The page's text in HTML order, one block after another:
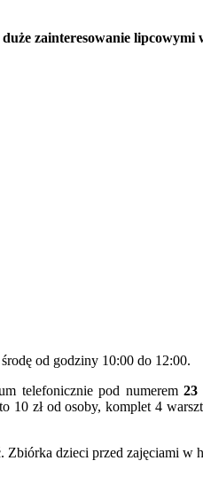
zainteresowanie
od godziny 10:00 do 12:00.
telefonicznie pod numerem23
10 zł od osoby, komplet 4
Zbiórka dzieci przed zajęciami w